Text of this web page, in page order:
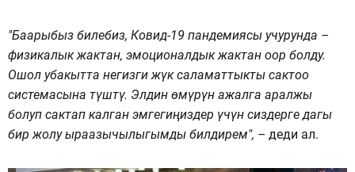
"Баарыбыз билебиз, Ковид-19 пандемиясы учурунда –
физикалык жактан, эмоционалдык жактан оор болду.
Ошол убакытта негизги жүк саламаттыкты сактоо
системасына түштү. Элдин өмүрүн ажалга аралжы
болуп сактап калган эмгегиңиздер үчүн сиздерге дагы
бир жолу ыраазычылыгымды билдирем", – деди ал.